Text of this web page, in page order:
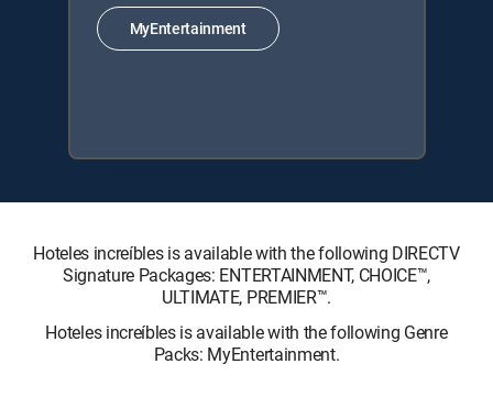
MyEntertainment
Hoteles increíbles is available with the following DIRECTV
Signature Packages: ENTERTAINMENT, CHOICE™,
ULTIMATE, PREMIER™.
Hoteles increíbles is available with the following Genre
Packs: MyEntertainment.